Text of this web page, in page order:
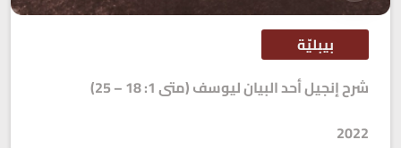
بيبليّة
شرح إنجيل أحد البيان ليوسف (متى 1: 18 – 25)
2022